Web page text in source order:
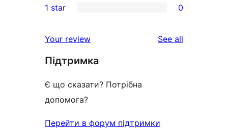
review
star
2-
reviews
star
reviews
1 star 0
Your review See all
Підтримка
Є що сказати? Потрібна
допомога?
Перейти в форум підтримки